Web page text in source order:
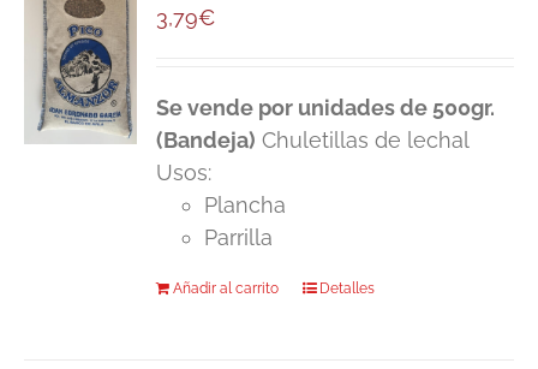
3,79€
Se vende por unidades de 500gr.
(Bandeja) Chuletillas de lechal
Usos:
Plancha
Parrilla
Añadir al carrito Detalles